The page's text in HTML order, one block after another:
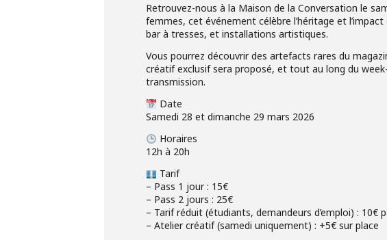
Retrouvez-nous à la Maison de la Conversation le
femmes, cet événement célèbre l’héritage et
bar à tresses, et installations artistiques.
Vous pourrez découvrir des artefacts rares du
créatif exclusif sera proposé, et tout au long du
transmission.
Date
Samedi 28 et dimanche 29 mars 2026
Horaires
12h à 20h
Tarif
– Pass 1 jour : 15€
– Pass 2 jours : 25€
– Tarif réduit (étudiants, demandeurs d’emploi) : 10€
– Atelier créatif (samedi uniquement) : +5€ sur place